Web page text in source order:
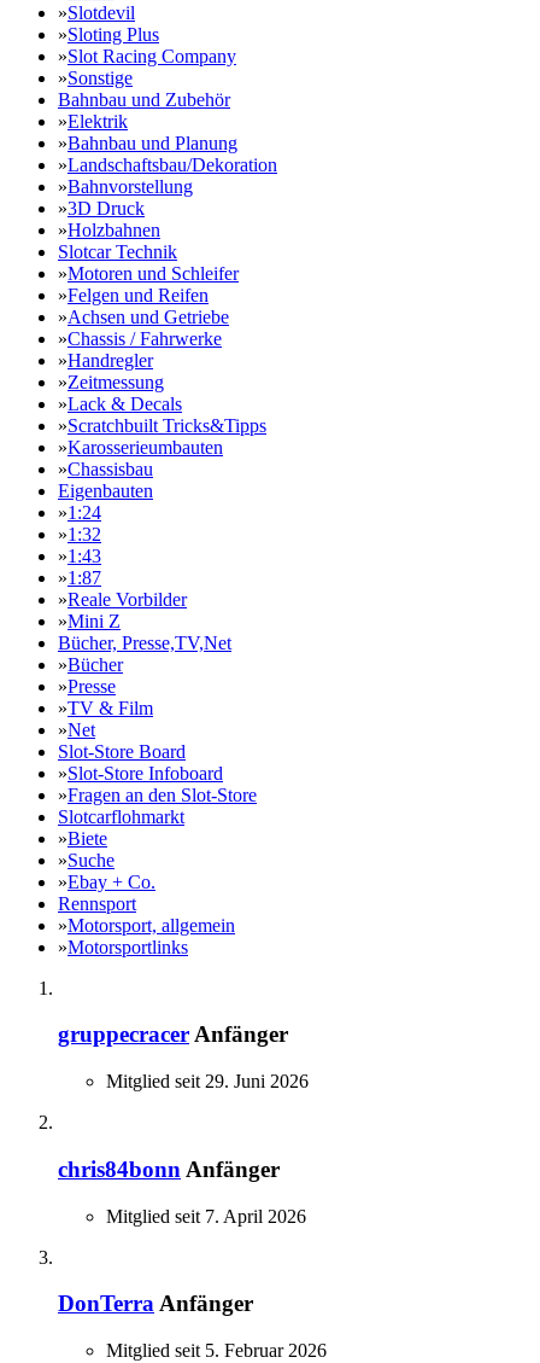
»Slotdevil
»Sloting Plus
»Slot Racing Company
»Sonstige
Bahnbau und Zubehör
»Elektrik
»Bahnbau und Planung
»Landschaftsbau/Dekoration
»Bahnvorstellung
»3D Druck
»Holzbahnen
Slotcar Technik
»Motoren und Schleifer
»Felgen und Reifen
»Achsen und Getriebe
»Chassis / Fahrwerke
»Handregler
»Zeitmessung
»Lack & Decals
»Scratchbuilt Tricks&Tipps
»Karosserieumbauten
»Chassisbau
Eigenbauten
»1:24
»1:32
»1:43
»1:87
»Reale Vorbilder
»Mini Z
Bücher, Presse,TV,Net
»Bücher
»Presse
»TV & Film
»Net
Slot-Store Board
»Slot-Store Infoboard
»Fragen an den Slot-Store
Slotcarflohmarkt
»Biete
»Suche
»Ebay + Co.
Rennsport
»Motorsport, allgemein
»Motorsportlinks
gruppecracerAnfänger
Mitglied seit 29. Juni 2026
chris84bonn Anfänger
Mitglied seit 7. April 2026
DonTerraAnfänger
Mitglied seit 5. Februar 2026